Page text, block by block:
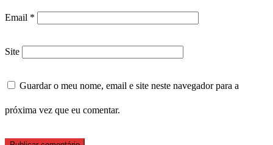
Email *
Site
Guardar o meu nome, email e site neste navegador para a
próxima vez que eu comentar.